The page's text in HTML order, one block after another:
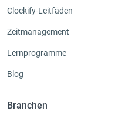
Clockify-Leitfäden
Zeitmanagement
Lernprogramme
Blog
Branchen